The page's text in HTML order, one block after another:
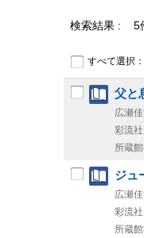
検索結果 5
すべて選択：
父と
広瀬
彩流社
所蔵
ジュ
広瀬
彩流社
所蔵